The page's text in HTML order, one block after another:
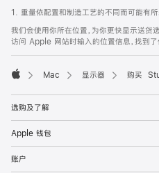
1. 重量依配置和制造工艺的不同而可能有所
我们会使用你所在位置，为你更快显示送货
访问 Apple 网站时输入的位置信息，找到了
Mac 显示器 购买
选购及了解
Apple 钱包
账户